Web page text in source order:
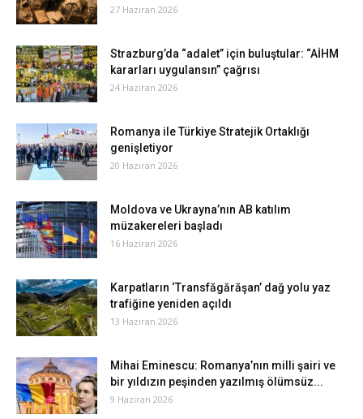
27 Haziran 2026
Strazburg’da “adalet” için buluştular: “AİHM
kararları uygulansın” çağrısı
24 Haziran 2026
Romanya ile Türkiye Stratejik Ortaklığı
genişletiyor
20 Haziran 2026
Moldova ve Ukrayna’nın AB katılım
müzakereleri başladı
16 Haziran 2026
Karpatların ‘Transfăgărăşan’ dağ yolu yaz
trafiğine yeniden açıldı
13 Haziran 2026
Mihai Eminescu: Romanya’nın milli şairi ve
bir yıldızın peşinden yazılmış ölümsüz...
9 Haziran 2026